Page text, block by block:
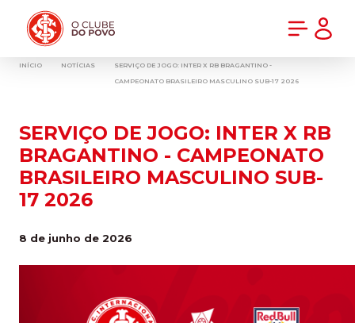
INÍCIO NOTÍCIAS
SERVIÇO DE JOGO: INTER X RB BRAGANTINO -
CAMPEONATO BRASILEIRO MASCULINO SUB-17 2026
SERVIÇO DE JOGO: INTER X RB
BRAGANTINO - CAMPEONATO
BRASILEIRO MASCULINO SUB-
17 2026
8 de junho de 2026